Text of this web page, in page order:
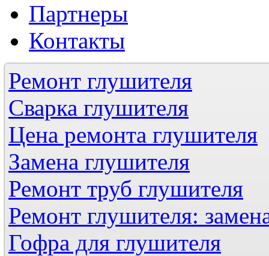
Партнеры
Контакты
Ремонт глушителя
Сварка глушителя
Цена ремонта глушителя
Замена глушителя
Ремонт труб глушителя
Ремонт глушителя:
Гофра для глушителя